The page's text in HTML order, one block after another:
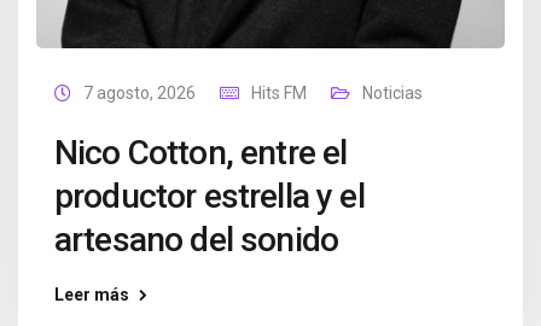
7 agosto, 2026 Hits FM Noticias
Nico Cotton, entre el
productor estrella y el
artesano del sonido
Leer más